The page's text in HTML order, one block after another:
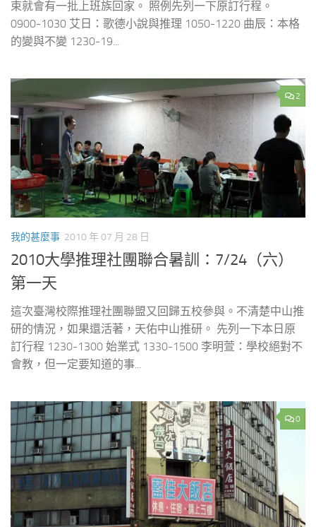
束就會有一批上班族回家。 照例先列一下原訂行程。
0900-1030 艾日：歌德小說與推理 1050-1220 曲辰：本格
的變與不變 1230-19...
2
我的甚麼事 2010 年 07 月 28 日
2010大學推理社團聯合暑訓：7/24（六）
第一天
這次臺灣校際推理社團聯盟又回歸五校參與。不清楚中山推
研的情況，如果還活著，天佑中山推研。 先列一下本日原
訂行程 1230-1300 始業式 1330-1500 李明萱：學校絕對不
會教，但一定要知道的事...
0